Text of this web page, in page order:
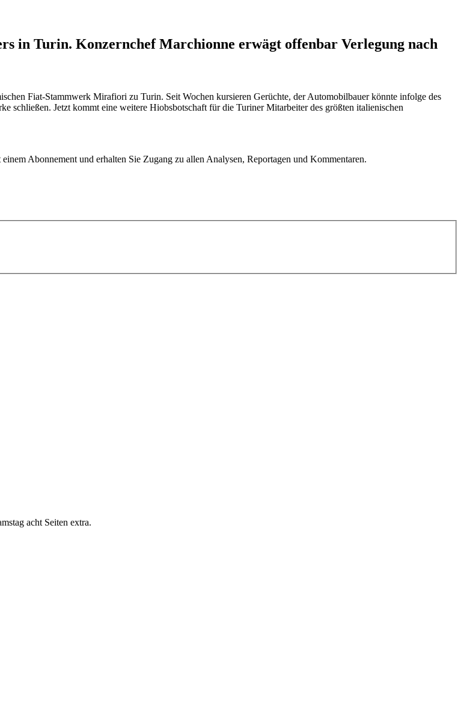
in Turin. Konzernchef Marchionne erwägt offenbar Verlegung nach
Fiat-Stammwerk Mirafiori zu Turin. Seit Wochen kursieren Gerüchte, der Automobilbauer könnte infolge des
schließen. Jetzt kommt eine weitere Hiobsbotschaft für die Turiner Mitarbeiter des größten italienischen
Abonnement und erhalten Sie Zugang zu allen Analysen, Reportagen und Kommentaren.
acht Seiten extra.